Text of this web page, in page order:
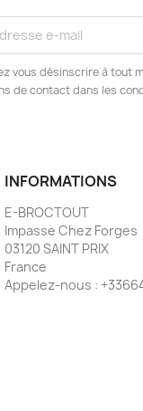
vous désinscrire à tout
de contact dans les
INFORMATIONS
E-BROCTOUT
Impasse Chez Forges
03120 SAINT PRIX
France
Appelez-nous :